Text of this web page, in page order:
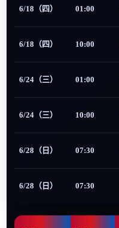
6/18（四） 01:00
6/18（四） 10:00
6/24（三） 01:00
6/24（三） 10:00
6/28（日） 07:30
6/28（日） 07:30